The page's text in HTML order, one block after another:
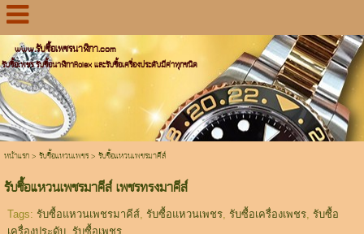
www.รับซื้อเพชรนาฬิกา.com
รับซื้อเพชร รับซื้อนาฬิกาRolex และรับซื้อเครื่องประดับมีค่าทุกชนิด
หน้าแรก> รับซื้อแหวนเพชร> รับซื้อแหวนเพชรมาคีส์
รับซื้อแหวนเพชรมาคีส์ เพชรทรงมาคีส์
Tags: รับซื้อแหวนเพชรมาคีส์, รับซื้อแหวนเพชร, รับซื้อเครื่องเพชร, รับซื้อ
เครื่องประดับ, รับซื้อเพชร